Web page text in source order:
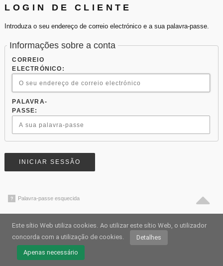
Este sítio Web utiliza cookies. Ao utilizar este sítio Web, o utilizador
concorda com a utilização de cookies.
Detalhes
Apenas necessário
LOGIN DE CLIENTE
Introduza o seu endereço de correio electrónico e a sua palavra-passe.
Informações sobre a conta
CORREIO
ELECTRÓNICO:
PALAVRA-
PASSE:
? Palavra-passe esquecida
© WEBSTREAM.EU 2026
Impressão•Protecção de dados Biscoitos•Termos de utilização
alemão